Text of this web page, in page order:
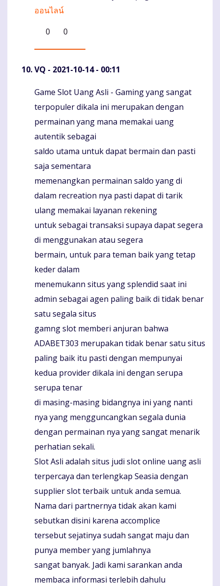
ออนไลน์
0
0
VQ - 2021-10-14 - 00:11
Komentaras
Game Slot Uang Asli - Gaming yang sangat
terpopuler dikala ini merupakan dengan
permainan yang mana memakai uang
autentik sebagai
saldo utama untuk dapat bermain dan pasti
saja sementara
memenangkan permainan saldo yang di
dalam recreation nya pasti dapat di tarik
ulang memakai layanan rekening
untuk sebagai transaksi supaya dapat segera
di menggunakan atau segera
bermain, untuk para teman baik yang tetap
keder dalam
menemukann situs yang splendid saat ini
admin sebagai agen paling baik di tidak benar
satu segala situs
gamng slot memberi anjuran bahwa
ADABET303 merupakan tidak benar satu situs
paling baik itu pasti dengan mempunyai
kedua provider dikala ini dengan serupa
serupa tenar
di masing-masing bidangnya ini yang nanti
nya yang mengguncangkan segala dunia
dengan permainan nya yang sangat menarik
perhatian sekali.
Slot Asli adalah situs judi slot online uang asli
terpercaya dan terlengkap Seasia dengan
supplier slot terbaik untuk anda semua.
Nama dari partnernya tidak akan kami
sebutkan disini karena accomplice
tersebut sejatinya sudah sangat maju dan
punya member yang jumlahnya
sangat banyak. Jadi kami sarankan anda
membaca informasi terlebih dahulu